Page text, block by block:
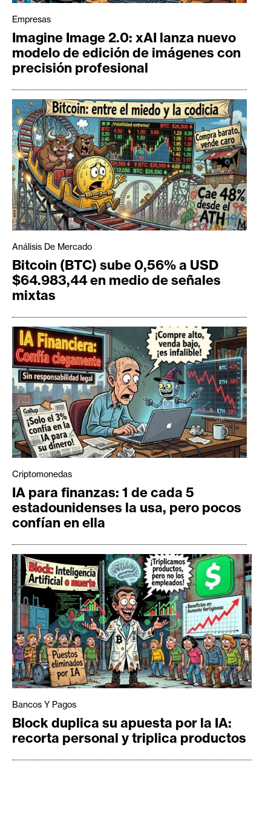
Empresas
Imagine Image 2.0: xAI lanza nuevo
modelo de edición de imágenes con
precisión profesional
Análisis De Mercado
Bitcoin (BTC) sube 0,56% a USD
$64.983,44 en medio de señales
mixtas
Criptomonedas
IA para finanzas: 1 de cada 5
estadounidenses la usa, pero pocos
confían en ella
Bancos Y Pagos
Block duplica su apuesta por la IA:
recorta personal y triplica productos